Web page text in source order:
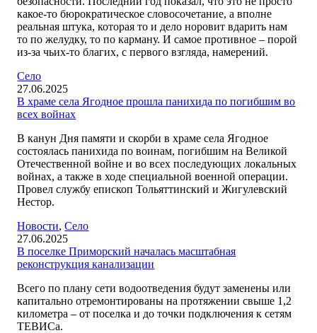
какое-то бюрократическое словосочетание, а вполне
реальная штука, которая то и дело норовит вдарить нам
то по желудку, то по карману. И самое противное – порой
из-за чьих-то благих, с первого взгляда, намерений.
Село
27.06.2025
В храме села Ягодное прошла панихида по погибшим во
всех войнах
В канун Дня памяти и скорби в храме села Ягодное
состоялась панихида по воинам, погибшим на Великой
Отечественной войне и во всех последующих локальных
войнах, а также в ходе специальной военной операции.
Провел службу епископ Тольяттинский и Жигулевский
Нестор.
Новости,Село
27.06.2025
В поселке Приморский началась масштабная
реконструкция канализации
Всего по плану сети водоотведения будут заменены или
капитально отремонтированы на протяжении свыше 1,2
километра – от поселка и до точки подключения к сетям
ТЕВИСа.